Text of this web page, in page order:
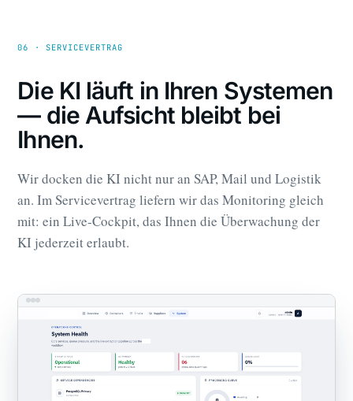
06 · SERVICEVERTRAG
Die KI läuft in Ihren Systemen
— die Aufsicht bleibt bei
Ihnen.
Wir docken die KI nicht nur an SAP, Mail und Logistik
an. Im Servicevertrag liefern wir das Monitoring gleich
mit: ein Live-Cockpit, das Ihnen die Überwachung der
KI jederzeit erlaubt.